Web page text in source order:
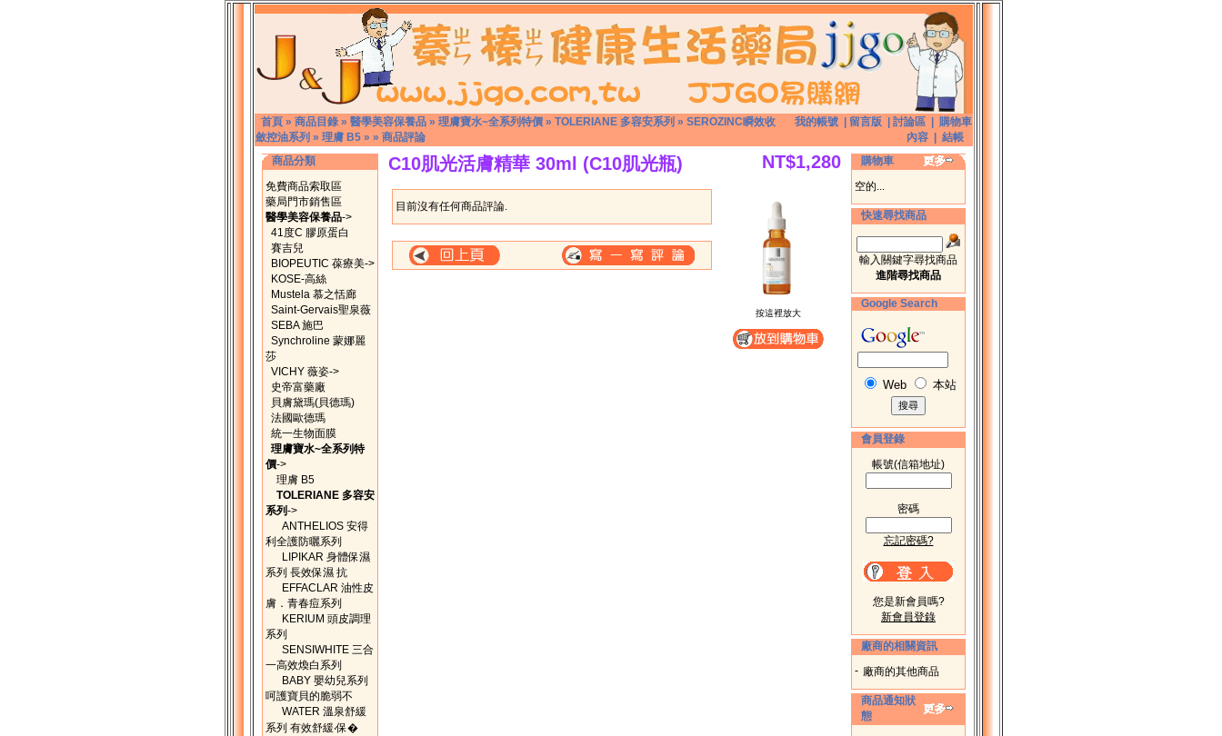
首頁 » 商品目錄 » 醫學美容保養品 » 理膚寶水~全系列特價 » TOLERIANE 多容安系列 » SEROZINC瞬效收
斂控油系列 » 理膚 B5 » » 商品評論
我的帳號 留言版 討論區
購物車
內容
結帳
商品分類
免費商品索取區
藥局門市銷售區
醫學美容保養品->
41度C 膠原蛋白
賽吉兒
BIOPEUTIC 葆療美->
KOSE-高絲
Mustela 慕之恬廊
Saint-Gervais聖泉薇
SEBA 施巴
Synchroline 蒙娜麗
莎
VICHY 薇姿->
史帝富藥廠
貝膚黛瑪(貝德瑪)
法國歐德瑪
統一生物面膜
理膚寶水~全系列特
價->
理膚 B5
TOLERIANE 多容安
系列->
ANTHELIOS 安得
利全護防曬系列
LIPIKAR 身體保濕
系列 長效保濕 抗
EFFACLAR 油性皮
膚．青春痘系列
KERIUM 頭皮調理
系列
SENSIWHITE 三合
一高效煥白系列
BABY 嬰幼兒系列
呵護寶貝的脆弱不
WATER 溫泉舒緩
系列 有效舒緩‧保�
C10肌光活膚精華 30ml (C10肌光瓶) NT$1,280
目前沒有任何商品評論.
按這裡放大
購物車
空的...
快速尋找商品
輸入關鍵字尋找商品
進階尋找商品
Google Search
Web 本站
會員登錄
帳號(信箱地址)
密碼
忘記密碼?
您是新會員嗎?
新會員登錄
廠商的相關資訊
- 廠商的其他商品
商品通知狀
態